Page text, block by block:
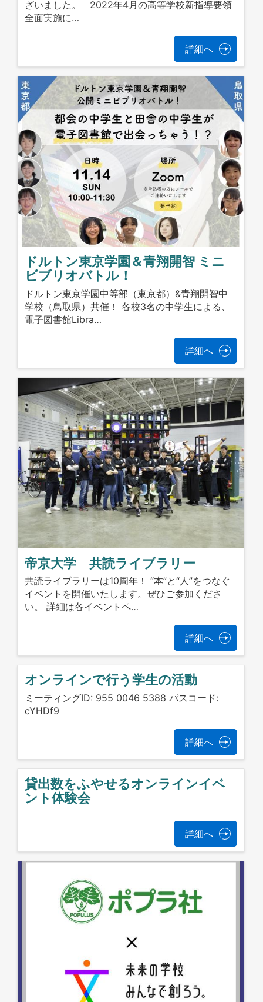
ざいました。 2022年4月の高等学校新指導要領
全面実施に…
詳細へ
ドルトン東京学園＆青翔開智 ミニ
ビブリオバトル！
ドルトン東京学園中等部（東京都）&青翔開智中
学校（鳥取県）共催！ 各校3名の中学生による、
電子図書館Libra…
詳細へ
帝京大学 共読ライブラリー
共読ライブラリーは10周年！ “本”と“人”をつなぐ
イベントを開催いたします。ぜひご参加くださ
い。 詳細は各イベントペ…
詳細へ
オンラインで行う学生の活動
ミーティングID: 955 0046 5388 パスコード:
cYHDf9
詳細へ
貸出数をふやせるオンラインイベ
ント体験会
詳細へ